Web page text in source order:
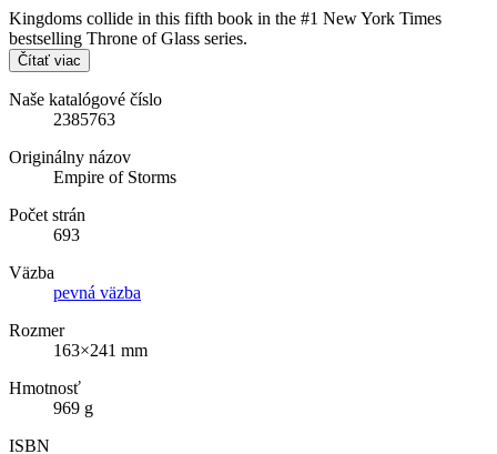
Kingdoms collide in this fifth book in the #1 New York Times
bestselling Throne of Glass series.
Čítať viac
Naše katalógové číslo
2385763
Originálny názov
Empire of Storms
Počet strán
693
Väzba
pevná väzba
Rozmer
163×241 mm
Hmotnosť
969 g
ISBN